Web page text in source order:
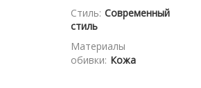
Стиль: Современный
стиль
Материалы
обивки: Кожа